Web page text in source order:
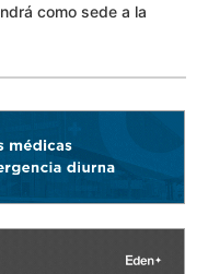
como sede a la